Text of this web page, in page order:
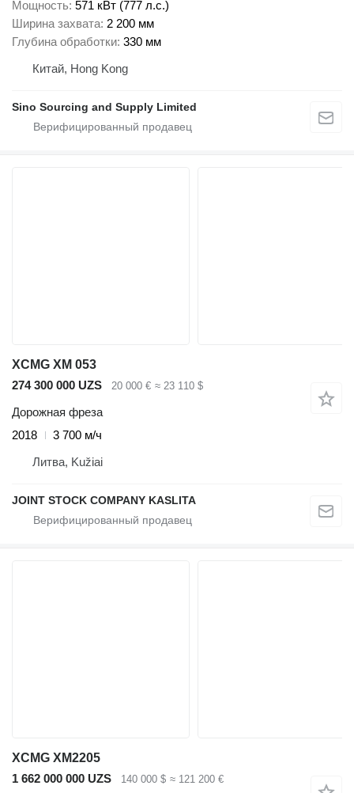
Мощность 571 кВт (777 л.с.)
Ширина захвата 2 200 мм
Глубина обработки 330 мм
Китай, Hong Kong
Sino Sourcing and Supply Limited
XCMG XM 053
274 300 000 UZS
20 000 € ≈ 23 110 $
Дорожная фреза
2018
3 700 м/ч
Литва, Kužiai
JOINT STOCK COMPANY KASLITA
XCMG XM2205
1 662 000 000 UZS
140 000 $ ≈ 121 200 €